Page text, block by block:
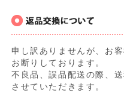
申し訳ありませんが、お
お断りしております。
不良品、誤品配送の際、
させていただきます。